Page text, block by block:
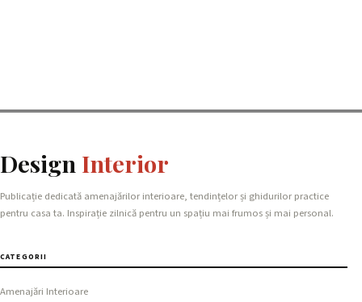
Design Interior
Publicație dedicată amenajărilor interioare, tendințelor și ghidurilor practice
pentru casa ta. Inspirație zilnică pentru un spațiu mai frumos și mai personal.
CATEGORII
Amenajări Interioare